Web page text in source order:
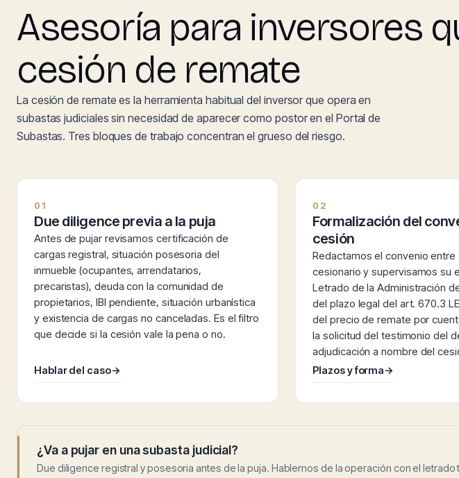
Asesoría para inversores
cesión de remate
La cesión de remate es la herramienta habitual del inversor que opera en
subastas judiciales sin necesidad de aparecer como postor en el Portal de
Subastas. Tres bloques de trabajo concentran el grueso del riesgo.
01
Due diligence previa a la puja
Antes de pujar revisamos certificación de
cargas registral, situación posesoria del
inmueble (ocupantes, arrendatarios,
precaristas), deuda con la comunidad de
propietarios, IBI pendiente, situación urbanística
y existencia de cargas no canceladas. Es el filtro
que decide si la cesión vale la pena o no.
Hablar del caso→
02
Formalización del
cesión
Redactamos el convenio
cesionario y supervisamos su
Letrado de la Administración
del plazo legal del art. 670.3
del precio de remate por
la solicitud del testimonio del
adjudicación a nombre del
Plazos y forma→
¿Va a pujar en una subasta judicial?
Due diligence registral y posesoria antes de la puja. Hablemos de la operación con el letrado